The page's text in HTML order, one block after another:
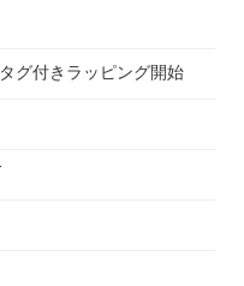
グ付きラッピング開始